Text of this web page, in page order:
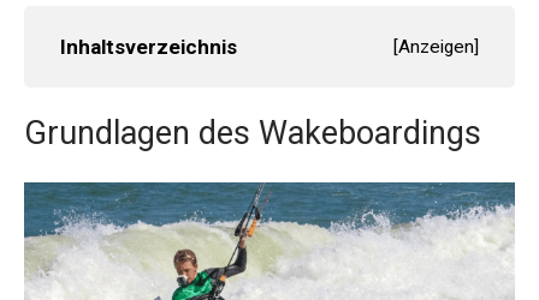
Inhaltsverzeichnis [Anzeigen]
Grundlagen des Wakeboardings